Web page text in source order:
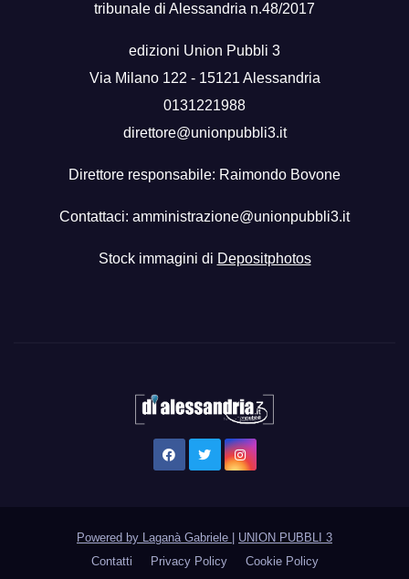
tribunale di Alessandria n.48/2017
edizioni Union Pubbli 3
Via Milano 122 - 15121 Alessandria
0131221988
direttore@unionpubbli3.it
Direttore responsabile: Raimondo Bovone
Contattaci: amministrazione@unionpubbli3.it
Stock immagini di Depositphotos
Powered by Laganà Gabriele
UNION PUBBLI 3
Contatti
Privacy Policy Cookie Policy